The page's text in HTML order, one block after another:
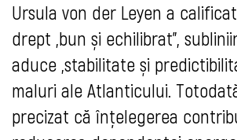
Ursula von der Leyen a
drept „bun și echilibrat”,
aduce „stabilitate și
maluri ale Atlanticului.
precizat că înțelegerea